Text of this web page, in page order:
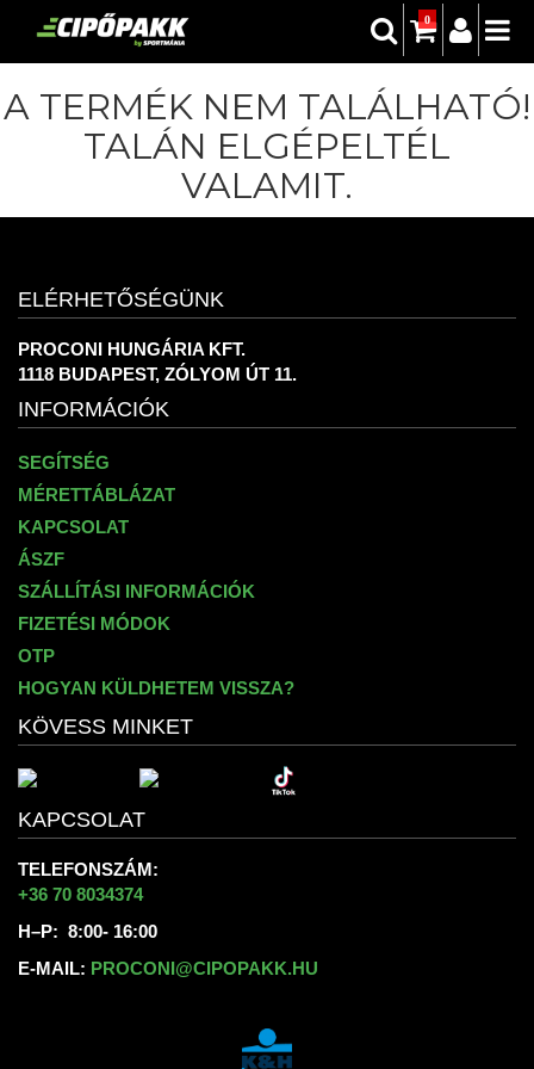
0
A TERMÉK NEM TALÁLHATÓ!
TALÁN ELGÉPELTÉL
VALAMIT.
ELÉRHETŐSÉGÜNK
PROCONI HUNGÁRIA KFT.
1118 BUDAPEST, ZÓLYOM ÚT 11.
INFORMÁCIÓK
SEGÍTSÉG
MÉRETTÁBLÁZAT
KAPCSOLAT
ÁSZF
SZÁLLÍTÁSI INFORMÁCIÓK
FIZETÉSI MÓDOK
OTP
HOGYAN KÜLDHETEM VISSZA?
KÖVESS MINKET
KAPCSOLAT
TELEFONSZÁM:
+36 70 8034374
H–P: 8:00- 16:00
E-MAIL: PROCONI@CIPOPAKK.HU